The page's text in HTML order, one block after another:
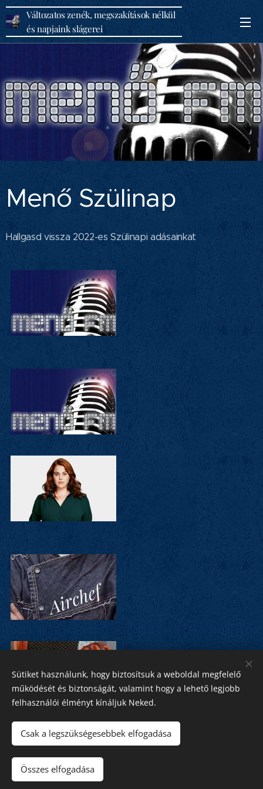
Változatos zenék, megszakítások nélkül
és napjaink slágerei
Menő Szülinap
Hallgasd vissza 2022-es Szülinapi adásainkat
menofm@menofm.hu
Felügyeleti szerv: Nemzeti Média- És Hírközlési Hatóság (NMHH)
Sütiket használunk, hogy biztosítsuk a weboldal megfelelő
működését és biztonságát, valamint hogy a lehető legjobb
felhasználói élményt kínáljuk Neked.
Csak a legszükségesebbek elfogadása
Összes elfogadása